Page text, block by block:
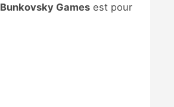
Bunkovsky Gamesest pour